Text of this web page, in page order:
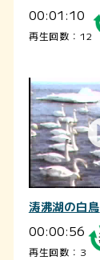
00:01:10
再生回数：12
涛沸湖の白鳥
00:00:56
再生回数：3